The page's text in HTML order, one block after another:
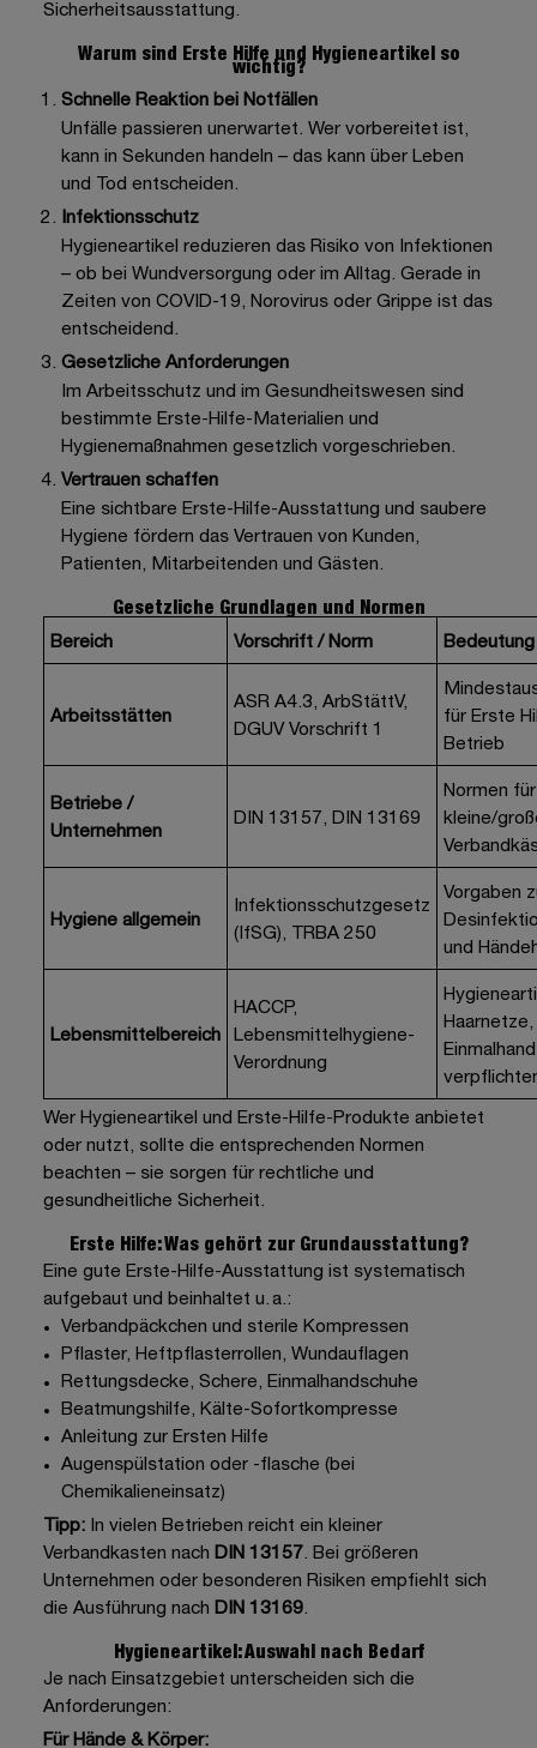
Sicherheitsausstattung.
Warum sind Erste Hilfe und Hygieneartikel so
wichtig?
Schnelle Reaktion bei Notfällen
Unfälle passieren unerwartet. Wer vorbereitet ist,
kann in Sekunden handeln – das kann über Leben
und Tod entscheiden.
Infektionsschutz
Hygieneartikel reduzieren das Risiko von Infektionen
– ob bei Wundversorgung oder im Alltag. Gerade in
Zeiten von COVID-19, Norovirus oder Grippe ist das
entscheidend.
Gesetzliche Anforderungen
Im Arbeitsschutz und im Gesundheitswesen sind
bestimmte Erste-Hilfe-Materialien und
Hygienemaßnahmen gesetzlich vorgeschrieben.
Vertrauen schaffen
Eine sichtbare Erste-Hilfe-Ausstattung und saubere
Hygiene fördern das Vertrauen von Kunden,
Patienten, Mitarbeitenden und Gästen.
Gesetzliche Grundlagen und Normen
Bereich
Vorschrift / Norm Bedeutung
Arbeitsstätten
ASR A4.3, ArbStättV,
DGUV Vorschrift 1
für Erste
Betrieb
Betriebe /
Unternehmen
DIN 13157, DIN 13169
Normen für
kleine/
Hygiene allgemein
Infektionsschutzgesetz
(IfSG), TRBA 250
Vorgaben
und
Lebensmittelbereich
HACCP,
Lebensmittelhygiene-
Verordnung
Haarnetze,
Wer Hygieneartikel und Erste-Hilfe-Produkte anbietet
oder nutzt, sollte die entsprechenden Normen
beachten – sie sorgen für rechtliche und
gesundheitliche Sicherheit.
Erste Hilfe: Was gehört zur Grundausstattung?
Eine gute Erste-Hilfe-Ausstattung ist systematisch
aufgebaut und beinhaltet u. a.:
Verbandpäckchen und sterile Kompressen
Pflaster, Heftpflasterrollen, Wundauflagen
Rettungsdecke, Schere, Einmalhandschuhe
Beatmungshilfe, Kälte-Sofortkompresse
Anleitung zur Ersten Hilfe
Augenspülstation oder -flasche (bei
Chemikalieneinsatz)
Tipp: In vielen Betrieben reicht ein kleiner
Verbandkasten nach DIN 13157. Bei größeren
Unternehmen oder besonderen Risiken empfiehlt sich
die Ausführung nach DIN 13169.
Hygieneartikel: Auswahl nach Bedarf
Je nach Einsatzgebiet unterscheiden sich die
Anforderungen:
Für Hände & Körper: